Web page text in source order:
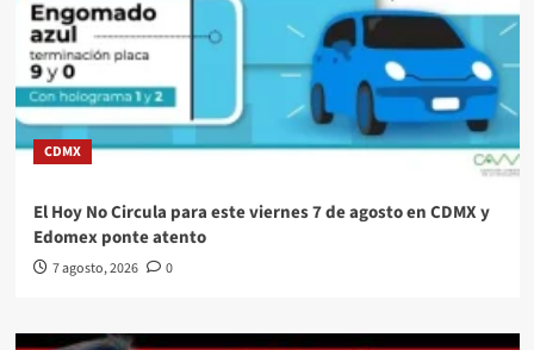
CDMX
El Hoy No Circula para este viernes 7 de agosto en CDMX y
Edomex ponte atento
7 agosto, 2026 0